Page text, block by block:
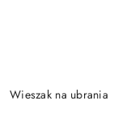
Wieszak na ubrania